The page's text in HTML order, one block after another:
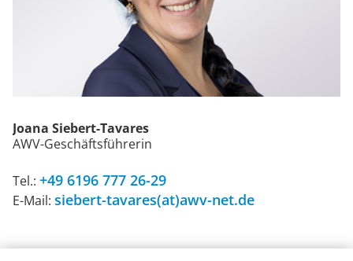
Joana Siebert-Tavares
AWV-Geschäftsführerin
Tel.: +49 6196 777 26-29
E-Mail: siebert-tavares(at)awv-net.de